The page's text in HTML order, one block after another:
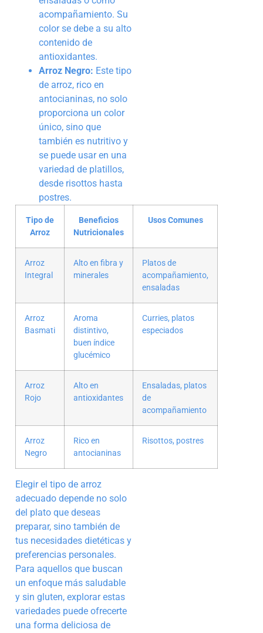
acompañamiento. Su
color se debe a su alto
contenido de
antioxidantes.
Arroz Negro: Este tipo
de arroz, rico en
antocianinas, no solo
proporciona un color
único, sino que
también es nutritivo y
se puede usar en una
variedad de platillos,
desde risottos hasta
postres.
Tipo de
Arroz
Beneficios
Nutricionales
Usos Comunes
Arroz
Integral
Alto en fibra y
minerales
Platos de
acompañamiento,
ensaladas
Arroz
Basmati
Aroma
distintivo,
buen índice
glucémico
Curries, platos
especiados
Arroz
Rojo
Alto en
antioxidantes
Ensaladas, platos
de
acompañamiento
Arroz
Negro
Rico en
antocianinas
Risottos, postres
Elegir el tipo de arroz
adecuado depende no solo
del plato que deseas
preparar, sino también de
tus necesidades dietéticas y
preferencias personales.
Para aquellos que buscan
un enfoque más saludable
y sin gluten, explorar estas
variedades puede ofrecerte
una forma deliciosa de